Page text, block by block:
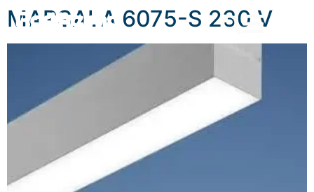
content
MARSALA 6075-S 230 V